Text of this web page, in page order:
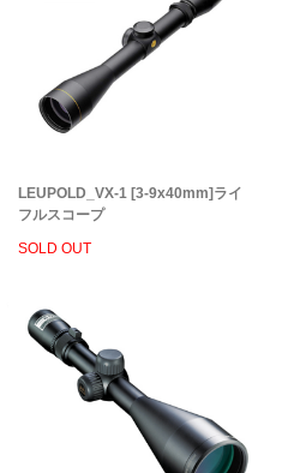
LEUPOLD_VX-1 [3-9x40mm]ライ
フルスコープ
SOLD OUT